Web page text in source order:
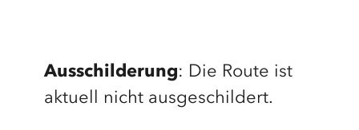
Ausschilderung: Die Route ist
aktuell nicht ausgeschildert.